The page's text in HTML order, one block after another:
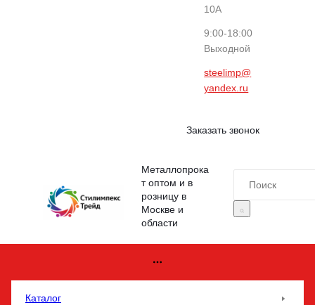
10А
9:00-18:00
Выходной
steelimp@
yandex.ru
Заказать звонок
Металлопрока
т оптом и в
розницу в
Москве и
области
Каталог